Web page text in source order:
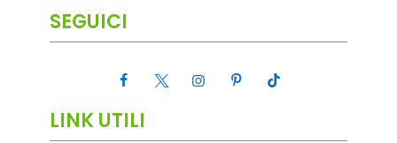
SEGUICI
LINK UTILI